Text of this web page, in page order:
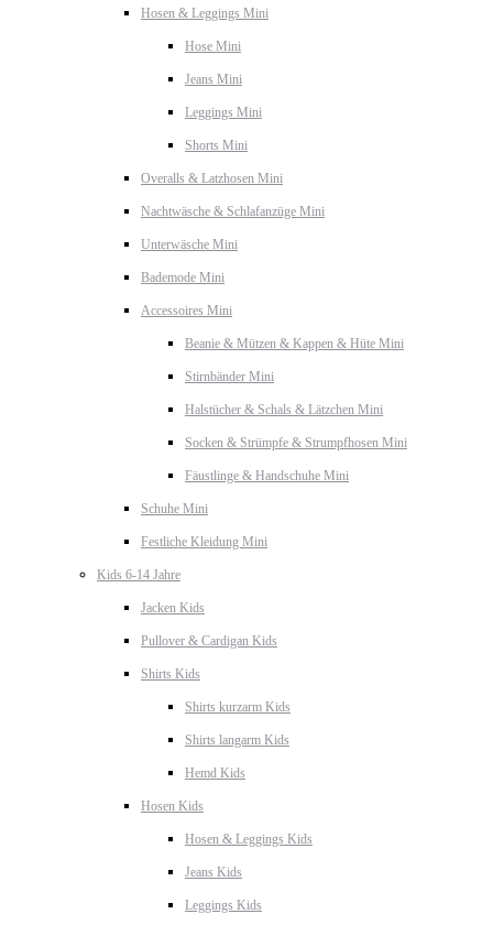
Hosen & Leggings Mini
Hose Mini
Jeans Mini
Leggings Mini
Shorts Mini
Overalls & Latzhosen Mini
Nachtwäsche & Schlafanzüge Mini
Unterwäsche Mini
Bademode Mini
Accessoires Mini
Beanie & Mützen & Kappen & Hüte Mini
Stirnbänder Mini
Halstücher & Schals & Lätzchen Mini
Socken & Strümpfe & Strumpfhosen Mini
Fäustlinge & Handschuhe Mini
Schuhe Mini
Festliche Kleidung Mini
Kids 6-14 Jahre
Jacken Kids
Pullover & Cardigan Kids
Shirts Kids
Shirts kurzarm Kids
Shirts langarm Kids
Hemd Kids
Hosen Kids
Hosen & Leggings Kids
Jeans Kids
Leggings Kids